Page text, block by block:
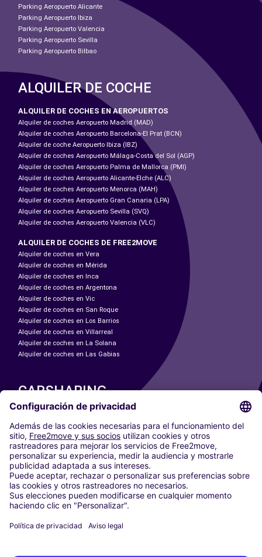
Parking Aeropuerto Alicante
Parking Aeropuerto Ibiza
Parking Aeropuerto Valencia
Parking Aeropuerto Sevilla
Parking Aeropuerto Bilbao
ALQUILER DE COCHE
ALQUILER DE COCHES EN AEROPUERTOS
Alquiler de coches Aeropuerto Madrid (MAD)
Alquiler de coches Aeropuerto Barcelona-El Prat (BCN)
Alquiler de coche Aeropuerto Ibiza (IBZ)
Alquiler de coches Aeropuerto Málaga-Costa del Sol (AGP)
Alquiler de coches Aeropuerto Palma de Mallorca (PMI)
Alquiler de coches Aeropuerto Alicante-Elche (ALC)
Alquiler de coches Aeropuerto Menorca (MAH)
Alquiler de coches Aeropuerto Gran Canaria (LPA)
Alquiler de coches Aeropuerto Sevilla (SVQ)
Alquiler de coches Aeropuerto Valencia (VLC)
ALQUILER DE COCHES DE FREE2MOVE
Alquiler de coches en Vera
Alquiler de coches en Mérida
Alquiler de coches en Inca
Alquiler de coches en Argentona
Alquiler de coches en Vic
Alquiler de coches en San Roque
Alquiler de coches en Los Barrios
Alquiler de coches en Villarreal
Alquiler de coches en La Solana
Alquiler de coches en Las Gabias
CARSHARING
NUESTRAS CIUDADES
Paris
Madrid
Washington DC
Milán
Roma
Turín
Viena
Berlín
Düsseldorf